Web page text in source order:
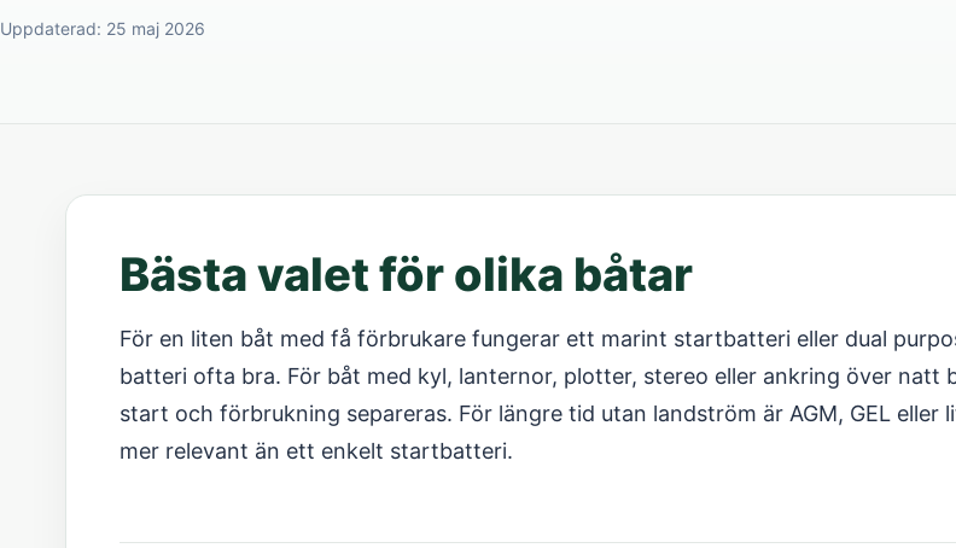
Uppdaterad: 25 maj 2026
Bästa valet för olika båtar
För en liten båt med få förbrukare fungerar ett marint startbatteri eller dual
batteri ofta bra. För båt med kyl, lanternor, plotter, stereo eller ankring över natt
start och förbrukning separeras. För längre tid utan landström är AGM, GEL eller
mer relevant än ett enkelt startbatteri.